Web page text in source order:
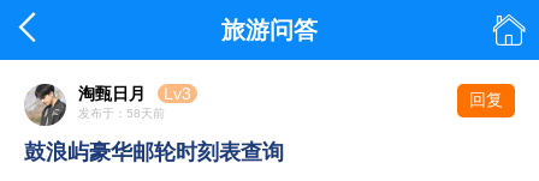
 旅游问答 
淘甄日月 Lv3
发布于：58天前
回复
鼓浪屿豪华邮轮时刻表查询